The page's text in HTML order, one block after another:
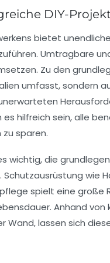
DIY-
bietet
Umtragbare
Zu den
umfasst, sondern
es hilfreich sein, alle
sparen.
wichtig, die
Schutzausrüstung wie
spielt eine große
Anhand
Wand, lassen sich